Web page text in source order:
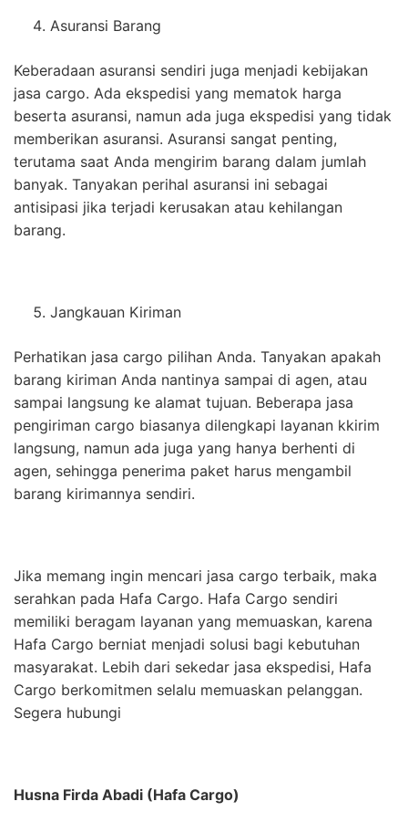
Asuransi Barang
Keberadaan asuransi sendiri juga menjadi kebijakan
jasa cargo. Ada ekspedisi yang mematok harga
beserta asuransi, namun ada juga ekspedisi yang tidak
memberikan asuransi. Asuransi sangat penting,
terutama saat Anda mengirim barang dalam jumlah
banyak. Tanyakan perihal asuransi ini sebagai
antisipasi jika terjadi kerusakan atau kehilangan
barang.
Jangkauan Kiriman
Perhatikan jasa cargo pilihan Anda. Tanyakan apakah
barang kiriman Anda nantinya sampai di agen, atau
sampai langsung ke alamat tujuan. Beberapa jasa
pengiriman cargo biasanya dilengkapi layanan kkirim
langsung, namun ada juga yang hanya berhenti di
agen, sehingga penerima paket harus mengambil
barang kirimannya sendiri.
Jika memang ingin mencari jasa cargo terbaik, maka
serahkan pada Hafa Cargo. Hafa Cargo sendiri
memiliki beragam layanan yang memuaskan, karena
Hafa Cargo berniat menjadi solusi bagi kebutuhan
masyarakat. Lebih dari sekedar jasa ekspedisi, Hafa
Cargo berkomitmen selalu memuaskan pelanggan.
Segera hubungi
Husna Firda Abadi (Hafa Cargo)